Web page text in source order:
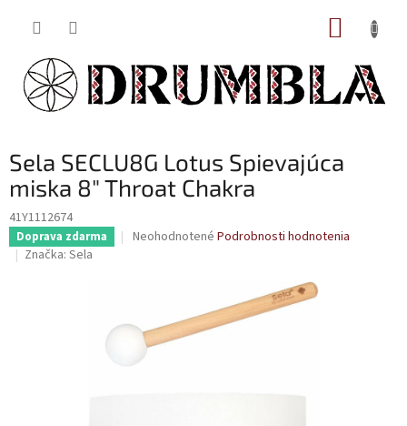
Sela SECLU8G Lotus Spievajúca
miska 8" Throat Chakra
41Y1112674
Doprava zdarma
Priemerné
z
hviezdičiek.
Neohodnotené Podrobnosti hodnotenia
Značka: Sela